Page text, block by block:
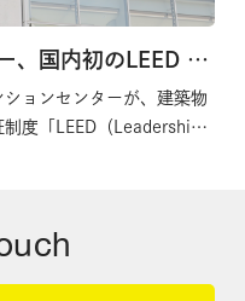
札幌コンベンションセンター、国内初のLEED O+Mゴールド認証を取得
ョンセンターが、建築物
度「LEED（Leadership